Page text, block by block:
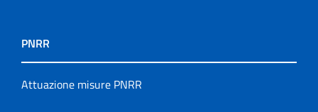
PNRR
Attuazione misure PNRR